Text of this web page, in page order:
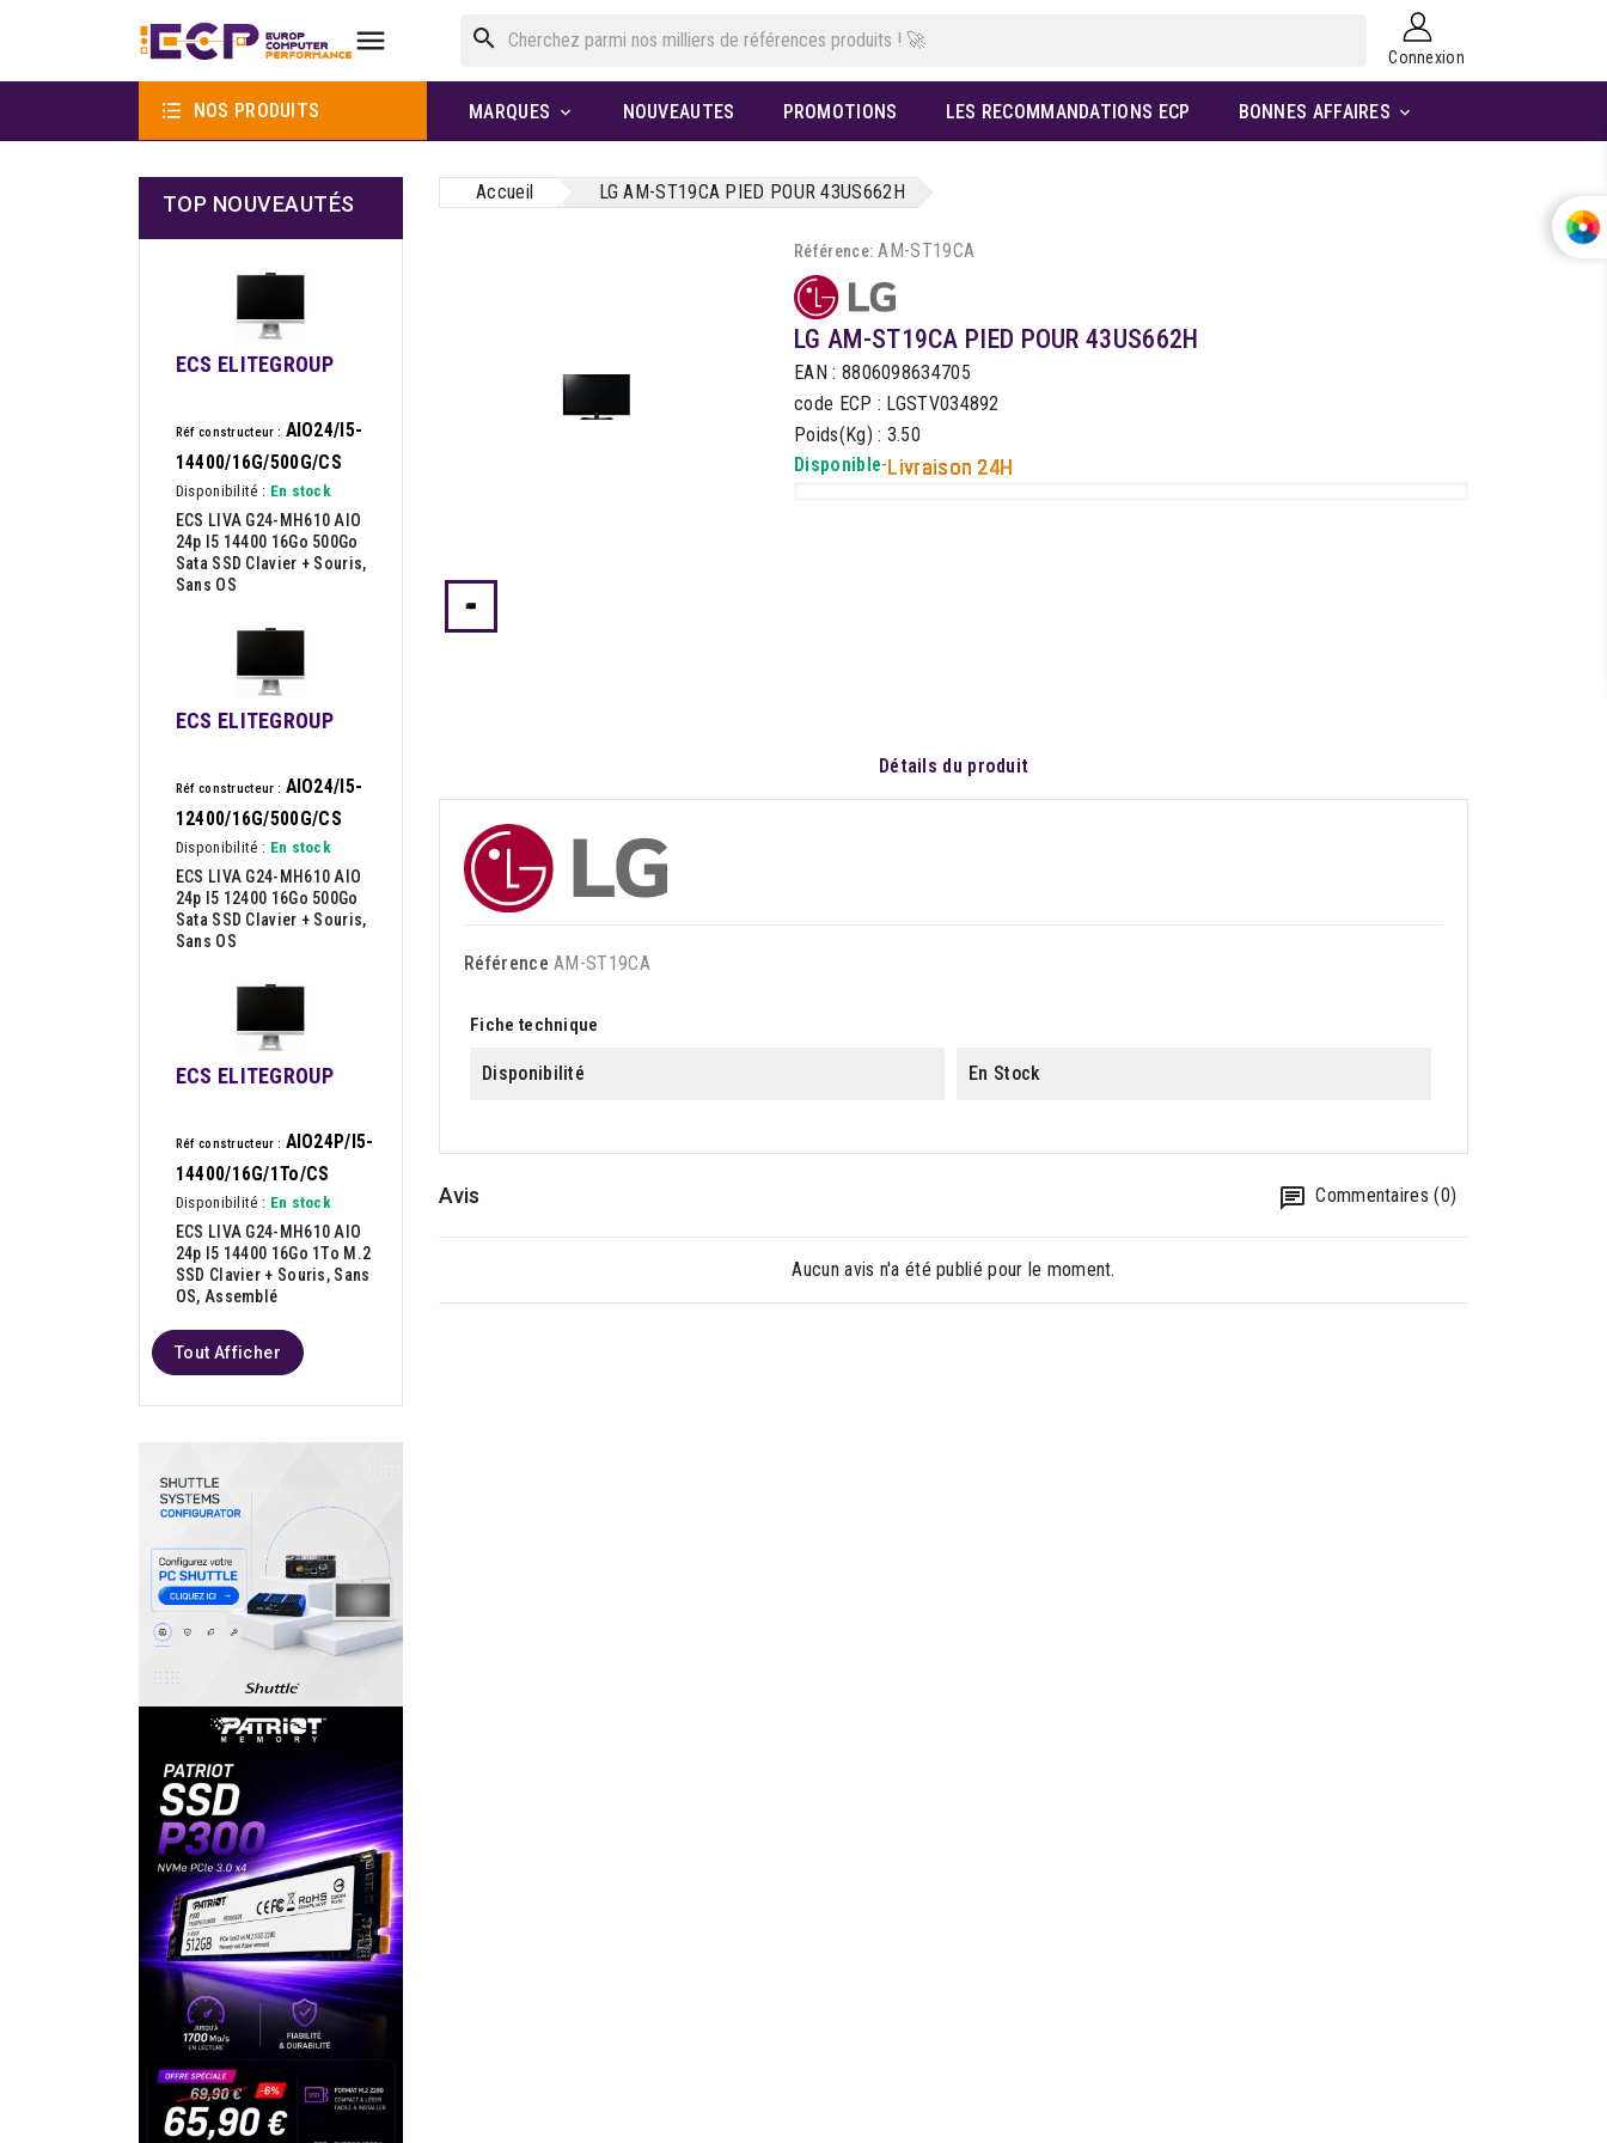
 search
Connexion
 NOS PRODUITS MARQUES  NOUVEAUTES PROMOTIONS LES RECOMMANDATIONS ECP BONNES AFFAIRES 
TOP NOUVEAUTÉS
ECS ELITEGROUP
Réf constructeur : AIO24/I5-
14400/16G/500G/CS
Disponibilité : En stock
ECS LIVA G24-MH610 AIO
24p I5 14400 16Go 500Go
Sata SSD Clavier + Souris,
Sans OS
ECS ELITEGROUP
Réf constructeur : AIO24/I5-
12400/16G/500G/CS
Disponibilité : En stock
ECS LIVA G24-MH610 AIO
24p I5 12400 16Go 500Go
Sata SSD Clavier + Souris,
Sans OS
ECS ELITEGROUP
Réf constructeur : AIO24P/I5-
14400/16G/1To/CS
Disponibilité : En stock
ECS LIVA G24-MH610 AIO
24p I5 14400 16Go 1To M.2
SSD Clavier + Souris, Sans
OS, Assemblé
Tout Afficher
Accueil LG AM-ST19CA PIED POUR 43US662H
Référence: AM-ST19CA
LG AM-ST19CA PIED POUR 43US662H
EAN : 8806098634705
code ECP : LGSTV034892
Poids(Kg) : 3.50
Disponible-Livraison 24H
Détails du produit
Référence AM-ST19CA
Fiche technique
Disponibilité En Stock
Avis Commentaires (0)
Aucun avis n'a été publié pour le moment.